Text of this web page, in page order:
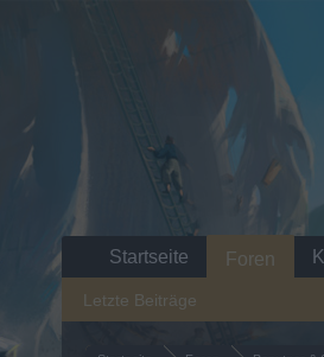
Startseite Foren
Letzte Beiträge